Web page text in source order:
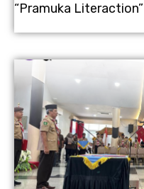
“Pramuka Literaction”